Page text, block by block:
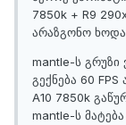
7850k + R9
არაზგონო ხოდა
mantle-ს გრუზი
გექნება 60
A10 7850k
mantle-ს